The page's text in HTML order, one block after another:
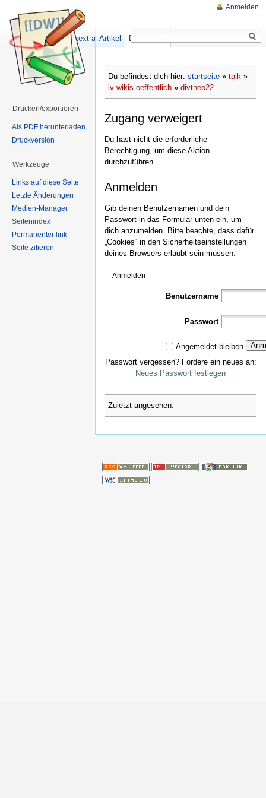
Du befindest dich hier: startseite » talk »
lv-wikis-oeffentlich » divtheo22
Zugang verweigert
Du hast nicht die erforderliche
Berechtigung, um diese Aktion
durchzuführen.
Anmelden
Gib deinen Benutzernamen und dein
Passwort in das Formular unten ein, um
dich anzumelden. Bitte beachte, dass dafür
„Cookies“ in den Sicherheitseinstellungen
deines Browsers erlaubt sein müssen.
Anmelden
Benutzername
Passwort
Angemeldet bleiben
Passwort vergessen? Fordere ein neues an:
Neues Passwort festlegen
Zuletzt angesehen:
Anmelden
Artikel Diskussion
Quelltext anzeigen
Drucken/exportieren
Als PDF herunterladen
Druckversion
Werkzeuge
Links auf diese Seite
Letzte Änderungen
Medien-Manager
Seitenindex
Permanenter link
Seite zitieren